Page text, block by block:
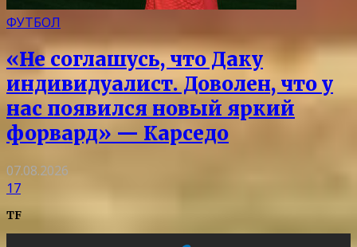
ФУТБОЛ
«Не соглашусь, что Даку
индивидуалист. Доволен, что у
нас появился новый яркий
форвард» — Карседо
07.08.2026
17
TF